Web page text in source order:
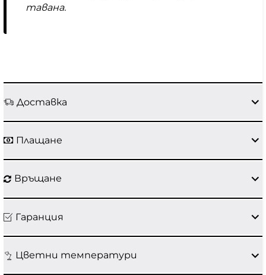
тавана.
Доставка
Плащане
Връщане
Гаранция
Цветни температури